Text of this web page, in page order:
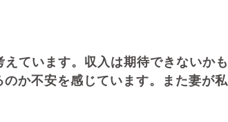
ています。収入は期待できないか
か不安を感じています。また妻が